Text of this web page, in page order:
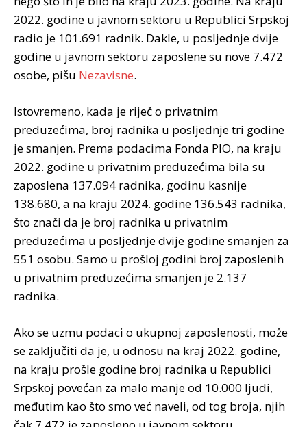
2022. godine u javnom sektoru u Republici Srpskoj
radio je 101.691 radnik. Dakle, u posljednje dvije
godine u javnom sektoru zaposlene su nove 7.472
osobe, pišu Nezavisne.
Istovremeno, kada je riječ o privatnim
preduzećima, broj radnika u posljednje tri godine
je smanjen. Prema podacima Fonda PIO, na kraju
2022. godine u privatnim preduzećima bila su
zaposlena 137.094 radnika, godinu kasnije
138.680, a na kraju 2024. godine 136.543 radnika,
što znači da je broj radnika u privatnim
preduzećima u posljednje dvije godine smanjen za
551 osobu. Samo u prošloj godini broj zaposlenih
u privatnim preduzećima smanjen je 2.137
radnika.
Ako se uzmu podaci o ukupnoj zaposlenosti, može
se zaključiti da je, u odnosu na kraj 2022. godine,
na kraju prošle godine broj radnika u Republici
Srpskoj povećan za malo manje od 10.000 ljudi,
međutim kao što smo već naveli, od tog broja, njih